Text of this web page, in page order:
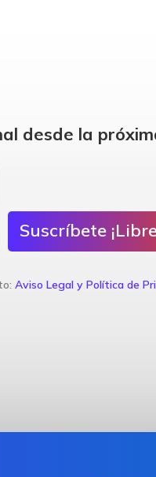
desde la
Suscríbete
Aviso Legal y Política de